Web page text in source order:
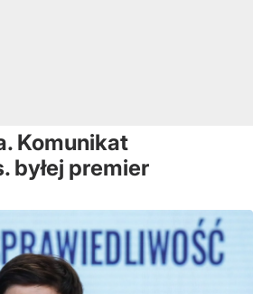
Komunikat
byłej premier